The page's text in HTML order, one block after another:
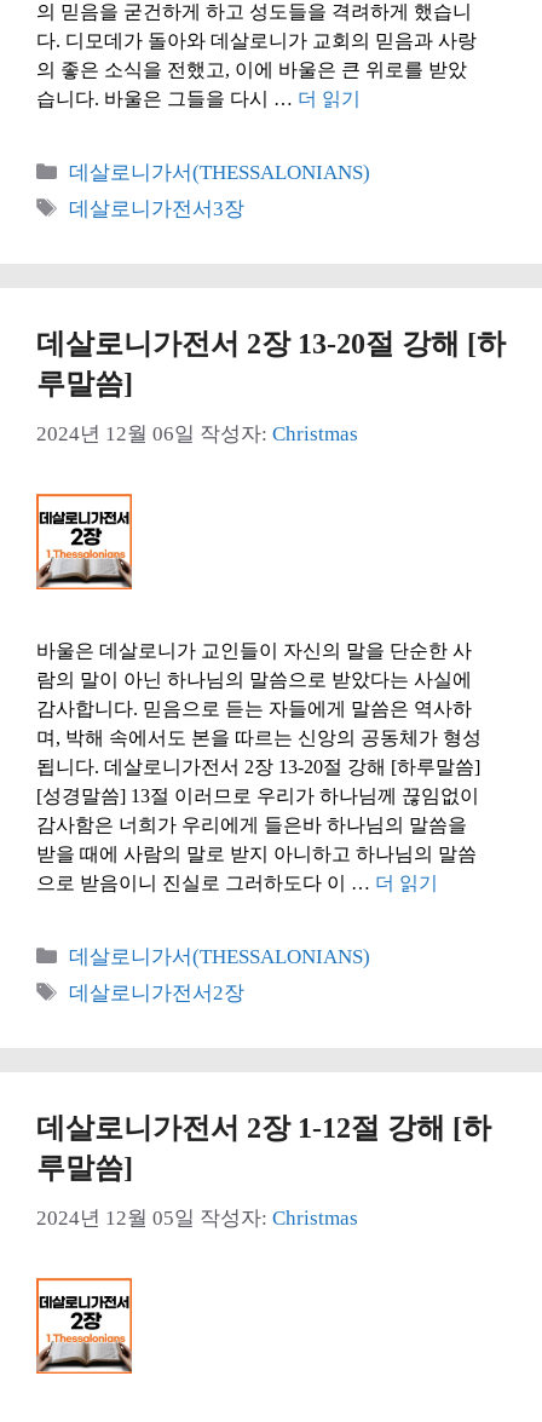
의 믿음을 굳건하게 하고 성도들을 격려하게 했습니
다. 디모데가 돌아와 데살로니가 교회의 믿음과 사랑
의 좋은 소식을 전했고, 이에 바울은 큰 위로를 받았
습니다. 바울은 그들을 다시 … 더 읽기
카
테
데살로니가서(THESSALONIANS)
태
데살로니가전서3장
데살로니가전서 2장 13-20절 강해 [하
루말씀]
2024년 12월 06일 작성자: Christmas
바울은 데살로니가 교인들이 자신의 말을 단순한 사
람의 말이 아닌 하나님의 말씀으로 받았다는 사실에
감사합니다. 믿음으로 듣는 자들에게 말씀은 역사하
며, 박해 속에서도 본을 따르는 신앙의 공동체가 형성
됩니다. 데살로니가전서 2장 13-20절 강해 [하루말씀]
[성경말씀] 13절 이러므로 우리가 하나님께 끊임없이
감사함은 너희가 우리에게 들은바 하나님의 말씀을
받을 때에 사람의 말로 받지 아니하고 하나님의 말씀
으로 받음이니 진실로 그러하도다 이 … 더 읽기
카
테
데살로니가서(THESSALONIANS)
태
데살로니가전서2장
데살로니가전서 2장 1-12절 강해 [하
루말씀]
2024년 12월 05일 작성자: Christmas